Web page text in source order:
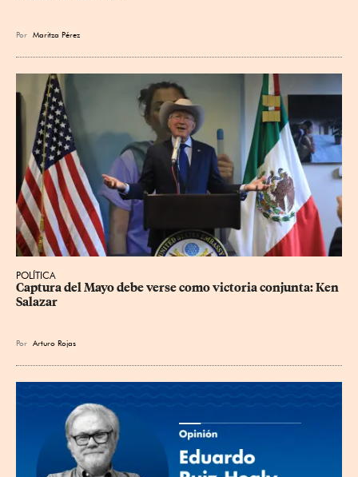
Por Maritza Pérez
POLÍTICA
Captura del Mayo debe verse como victoria conjunta: Ken
Salazar
Por Arturo Rojas